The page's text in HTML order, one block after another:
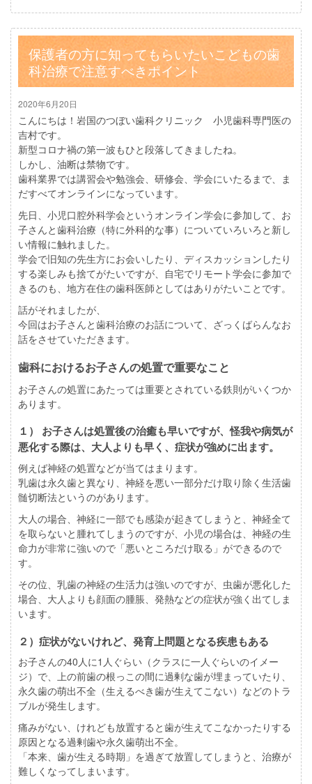
保護者の方に知ってもらいたいこどもの歯
科治療で注意すべきポイント
2020年6月20日
こんにちは！岩国のつぼい歯科クリニック 小児歯科専門医の
吉村です。
新型コロナ禍の第一波もひと段落してきましたね。
しかし、油断は禁物です。
歯科業界では講習会や勉強会、研修会、学会にいたるまで、ま
だすべてオンラインになっています。
先日、小児口腔外科学会というオンライン学会に参加して、お
子さんと歯科治療（特に外科的な事）についていろいろと新し
い情報に触れました。
学会で旧知の先生方にお会いしたり、ディスカッションしたり
する楽しみも捨てがたいですが、自宅でリモート学会に参加で
きるのも、地方在住の歯科医師としてはありがたいことです。
話がそれましたが、
今回はお子さんと歯科治療のお話について、ざっくばらんなお
話をさせていただきます。
歯科におけるお子さんの処置で重要なこと
お子さんの処置にあたっては重要とされている鉄則がいくつか
あります。
１） お子さんは処置後の治癒も早いですが、怪我や病気が
悪化する際は、大人よりも早く、症状が強めに出ます。
例えば神経の処置などが当てはまります。
乳歯は永久歯と異なり、神経を悪い一部分だけ取り除く生活歯
髄切断法というのがあります。
大人の場合、神経に一部でも感染が起きてしまうと、神経全て
を取らないと腫れてしまうのですが、小児の場合は、神経の生
命力が非常に強いので「悪いところだけ取る」ができるので
す。
その位、乳歯の神経の生活力は強いのですが、虫歯が悪化した
場合、大人よりも顔面の腫脹、発熱などの症状が強く出てしま
います。
２）症状がないけれど、発育上問題となる疾患もある
お子さんの40人に1人ぐらい（クラスに一人ぐらいのイメー
ジ）で、上の前歯の根っこの間に過剰な歯が埋まっていたり、
永久歯の萌出不全（生えるべき歯が生えてこない）などのトラ
ブルが発生します。
痛みがない、けれども放置すると歯が生えてこなかったりする
原因となる過剰歯や永久歯萌出不全。
「本来、歯が生える時期」を過ぎて放置してしまうと、治療が
難しくなってしまいます。